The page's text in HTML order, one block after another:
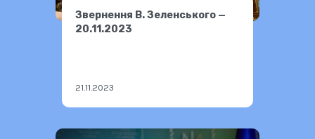
Звернення В. Зеленського —
20.11.2023
21.11.2023